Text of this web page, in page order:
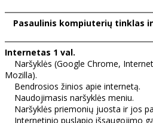
Pasaulinis kompiuterių tinklas
Internetas 1 val.
Naršyklės (Google Chrome,
Mozilla).
Bendrosios žinios apie internetą.
Naudojimasis naršyklės meniu.
Naršyklės priemonių juosta ir jos
Internetinio puslapio išsaugojimo